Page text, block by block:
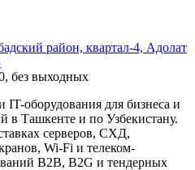
район, квартал-4, Адолат
без выходных
IT-оборудования для бизнеса и
в Ташкенте и по Узбекистану.
серверов, СХД,
Wi-Fi и телеком-
B2B, B2G и тендерных